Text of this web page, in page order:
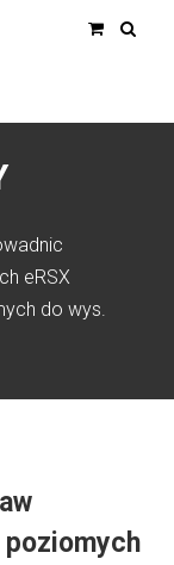
eRSX
do wys.